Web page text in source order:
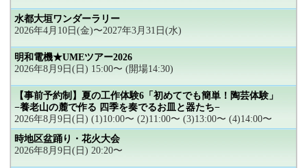
水都大垣ワンダーラリー
2026年4月10日(金)〜2027年3月31日(水)
明和電機★UMEツアー2026
2026年8月9日(日) 15:00〜 (開場14:30)
【事前予約制】夏の工作体験6「初めてでも簡単！陶芸体験」
−養老山の麓で作る 四季を奏でるお皿と器たち−
2026年8月9日(日) (1)10:00〜 (2)11:00〜 (3)13:00〜 (4)14:00〜
時地区盆踊り・花火大会
2026年8月9日(日) 20:20〜